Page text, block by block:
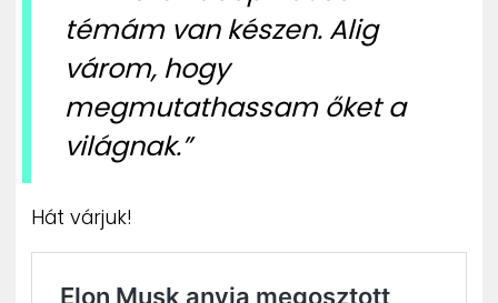
témám van készen. Alig
várom, hogy
megmutathassam őket a
világnak.”
Hát várjuk!